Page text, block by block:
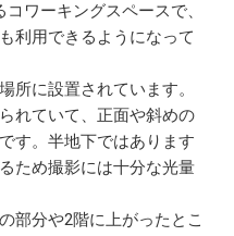
ワーキングスペースで、
利用できるようになって
所に設置されています。
れていて、正面や斜めの
す。半地下ではあります
ため撮影には十分な光量
部分や2階に上がったとこ